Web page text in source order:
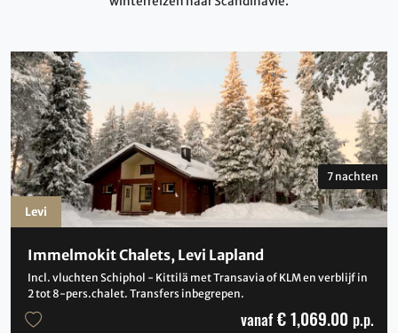
Immelmokit Chalets, Levi Lapland
Incl. vluchten Schiphol - Kittilä met Transavia of KLM en verblijf in
2 tot 8-pers.chalet. Transfers inbegrepen.
7 nachten
vanaf € 1,069.00 p.p.
Levi